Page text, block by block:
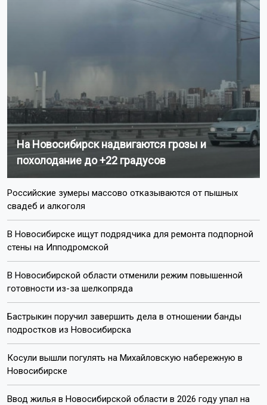
На Новосибирск надвигаются грозы и
похолодание до +22 градусов
Российские зумеры массово отказываются от пышных
свадеб и алкоголя
В Новосибирске ищут подрядчика для ремонта подпорной
стены на Ипподромской
В Новосибирской области отменили режим повышенной
готовности из-за шелкопряда
Бастрыкин поручил завершить дела в отношении банды
подростков из Новосибирска
Косули вышли погулять на Михайловскую набережную в
Новосибирске
Ввод жилья в Новосибирской области в 2026 году упал на